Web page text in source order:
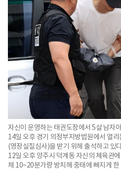
자신이 운영하는 태권도장에서 5살 남자
14일 오후 경기 의정부지방법원에서 열
(영장실질심사)을 받기 위해 출석하고 있
12일 오후 양주시 덕계동 자신의 체육관
채 10~20분가량 방치해 중태에 빠지게